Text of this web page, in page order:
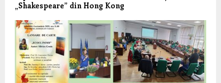
„Shakespeare” din Hong Kong